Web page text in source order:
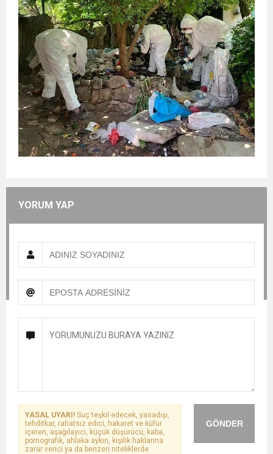
YORUM YAP
GÖNDER
YASAL UYARI! Suç teşkil edecek, yasadışı,
tehditkar, rahatsız edici, hakaret ve küfür
içeren, aşağılayıcı, küçük düşürücü, kaba,
pornografik, ahlaka aykırı, kişilik haklarına
zarar verici ya da benzeri niteliklerde